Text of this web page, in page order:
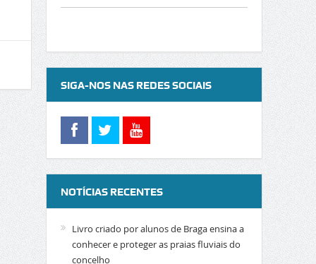
SIGA-NOS NAS REDES SOCIAIS
NOTÍCIAS RECENTES
Livro criado por alunos de Braga ensina a
conhecer e proteger as praias fluviais do
concelho